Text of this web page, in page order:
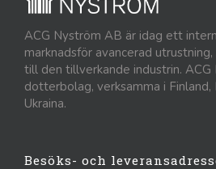
ACG Nyström AB är idag ett
marknadsför avancerad
till den tillverkande industrin. ACG
dotterbolag, verksamma i Finland,
Ukraina.
Besöks- och